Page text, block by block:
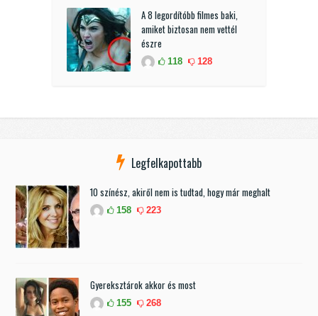
A 8 legordítóbb filmes baki,
amiket biztosan nem vettél
észre
118 128
Legfelkapottabb
10 színész, akiről nem is tudtad, hogy már meghalt
158 223
Gyereksztárok akkor és most
155 268